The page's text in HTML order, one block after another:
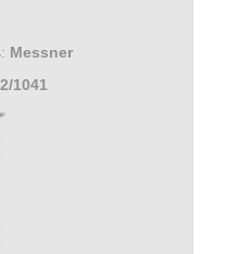
Messner
1041